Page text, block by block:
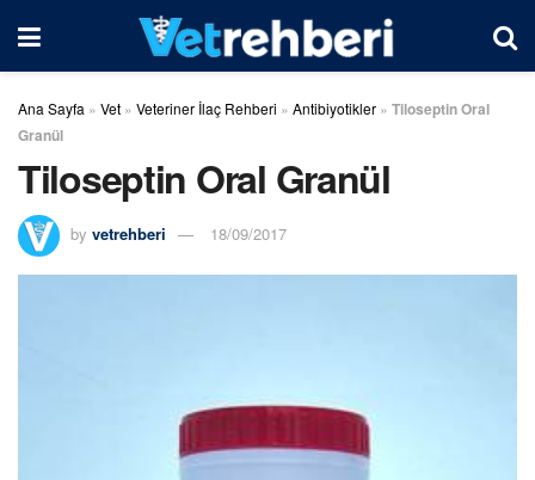
Ana Sayfa » Vet » Veteriner İlaç Rehberi » Antibiyotikler » Tiloseptin Oral
Granül
Tiloseptin Oral Granül
by vetrehberi 18/09/2017